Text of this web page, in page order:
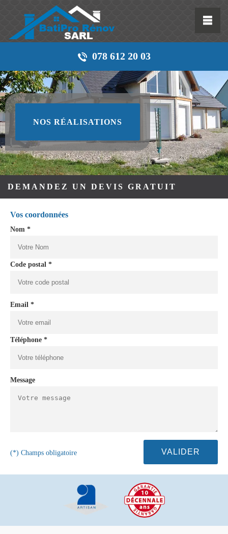
078 612 20 03
NOS RÉALISATIONS
DEMANDEZ UN DEVIS GRATUIT
Vos coordonnées
Nom *
Code postal *
Email *
Téléphone *
Message
(*) Champs obligatoire